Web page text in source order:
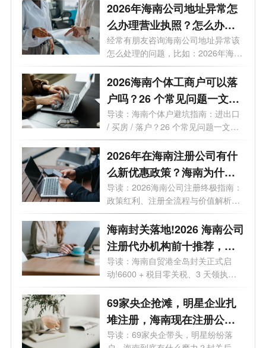
2026年海南公司地址异常怎
么办理营业执照？怎么办理
变更业务？
经常有朋友咨询海南公司地址异常该
怎么处理的问题，比如：2026年海南
公司...
2026海南个体工商户可以落
户吗？26 个常见问题一文读
懂
导读：海南个体户避坑指南：进出口
/ 买房 / 落户？26 个常见问题一文读
懂最...
2026年在海南注册公司有什
么新优惠政策？海南为什么
是块宝地？
导读：2026海南公司注册终极指南：
政策红利、注册全流程与价值解析。
2026年...
海南封关落地!2026 海南公司
注册代办机构前十推荐，海
口 / 三亚营业执照代办选这些
不踩坑
导读：海南自贸港全岛封关正式启
动!6600 + 税目零关税、3 天领执
照、15% 企业...
69家央企抢滩，明星企业扎
堆注册，海南现在注册公司
好处有哪些？
导读：69家央企带头，明星纷纷落